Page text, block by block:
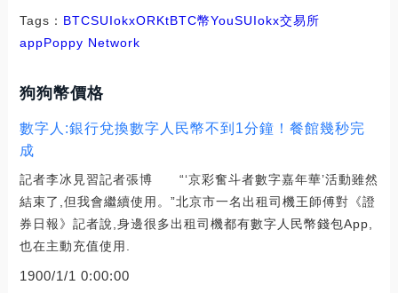
Tags： BTCSUIokxORKtBTC幣YouSUIokx交易所
appPoppy Network
狗狗幣價格
數字人:銀行兌換數字人民幣不到1分鐘！餐館幾秒完
成
記者李冰見習記者張博 “‘京彩奮斗者數字嘉年華’活動雖然
結束了,但我會繼續使用。”北京市一名出租司機王師傅對《證
券日報》記者說,身邊很多出租司機都有數字人民幣錢包App,
也在主動充值使用.
1900/1/1 0:00:00